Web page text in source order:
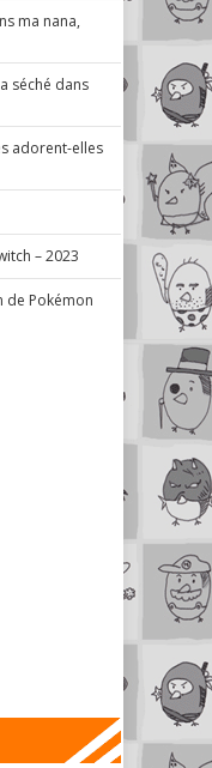
ma nana,
séché dans
adorent-elles
– 2023
de Pokémon